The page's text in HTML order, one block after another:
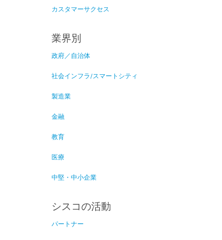
カスタマーサクセス
業界別
政府／自治体
社会インフラ/スマートシティ
製造業
金融
教育
医療
中堅・中小企業
シスコの活動
パートナー